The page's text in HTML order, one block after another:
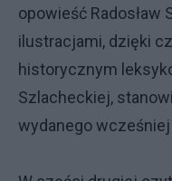
opowieść Radosław
ilustracjami, dzięki
historycznym
Szlacheckiej,
wydanego